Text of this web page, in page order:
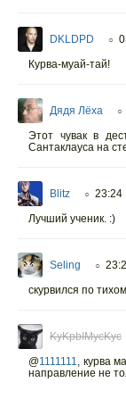
DKLDPD ○
Курва-муай-тай!
Дядя Лёха ○
Этот чувак в
Сантаклауса на
Blitz ○ 23:24
Лучший ученик. :)
Seling ○
скурвился по
KyKpbIMycKyc
@1111111, курва
направление не